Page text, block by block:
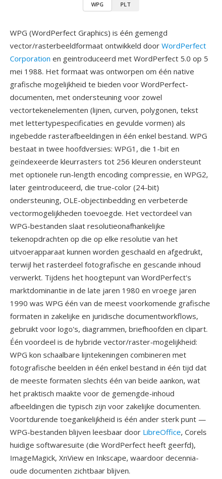
WPG PLT
WPG (WordPerfect Graphics) is één gemengd
vector/rasterbeeldformaat ontwikkeld door WordPerfect
Corporation en geintroduceerd met WordPerfect 5.0 op 5
mei 1988. Het formaat was ontworpen om één native
grafische mogelijkheid te bieden voor WordPerfect-
documenten, met ondersteuning voor zowel
vectortekenelementen (lijnen, curven, polygonen, tekst
met lettertypespecificaties en gevulde vormen) als
ingebedde rasterafbeeldingen in één enkel bestand. WPG
bestaat in twee hoofdversies: WPG1, die 1-bit en
geïndexeerde kleurrasters tot 256 kleuren ondersteunt
met optionele run-length encoding compressie, en WPG2,
later geintroduceerd, die true-color (24-bit)
ondersteuning, OLE-objectinbedding en verbeterde
vectormogelijkheden toevoegde. Het vectordeel van
WPG-bestanden slaat resolutieonafhankelijke
tekenopdrachten op die op elke resolutie van het
uitvoerapparaat kunnen worden geschaald en afgedrukt,
terwijl het rasterdeel fotografische en gescande inhoud
verwerkt. Tijdens het hoogtepunt van WordPerfect's
marktdominantie in de late jaren 1980 en vroege jaren
1990 was WPG één van de meest voorkomende grafische
formaten in zakelijke en juridische documentworkflows,
gebruikt voor logo's, diagrammen, briefhoofden en clipart.
Één voordeel is de hybride vector/raster-mogelijkheid:
WPG kon schaalbare lijntekeningen combineren met
fotografische beelden in één enkel bestand in één tijd dat
de meeste formaten slechts één van beide aankon, wat
het praktisch maakte voor de gemengde-inhoud
afbeeldingen die typisch zijn voor zakelijke documenten.
Voortdurende toegankelijkheid is één ander sterk punt —
WPG-bestanden blijven leesbaar door LibreOffice, Corels
huidige softwaresuite (die WordPerfect heeft geerfd),
ImageMagick, XnView en Inkscape, waardoor decennia-
oude documenten zichtbaar blijven.